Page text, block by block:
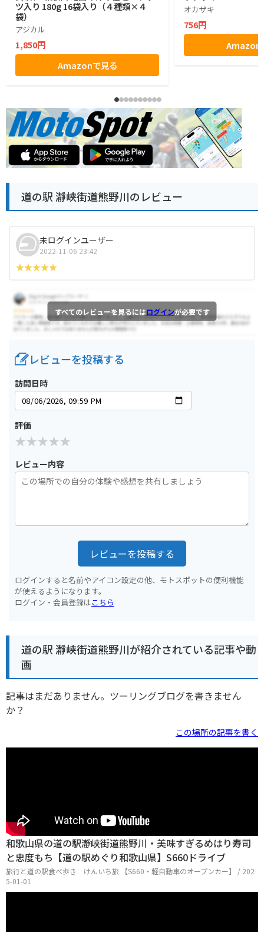
ツ入り 180g 16袋入り（４種類×４
袋）
アジカル
1,850円
Amazonで見る
オカザキ
756円
Amazon
道の駅 瀞峡街道熊野川のレビュー
未ログインユーザー
2022-11-06 23:42
すべてのレビューを見るにはログインが必要です
レビューを投稿する
訪問日時
評価
レビュー内容
レビューを投稿する
ログインすると名前やアイコン設定の他、モトスポットの便利機能
が使えるようになります。
ログイン・会員登録はこちら
道の駅 瀞峡街道熊野川が紹介されている記事や動
画
記事はまだありません。ツーリングブログを書きません
か？
この場所の記事を書く
和歌山県の道の駅瀞峡街道熊野川・美味すぎるめはり寿司
と忠度もち【道の駅めぐり和歌山県】S660ドライブ
旅行と道の駅食べ歩き けんいち旅 【S660・軽自動車のオープンカー】 / 202
5-01-01